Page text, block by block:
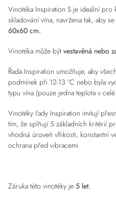
Vinotéka Inspiration S je ideální
skladování vína, navržena tak, aby
60x60 cm.
Vinotéka může být vestavěná nebo
Řada Inspiration umožňuje, aby
podmínek při 12-13 °C nebo byla
typu vína (pouze jedna teplota v
Vinotéky řady Inspiration imitují
tím, že splňují 5 základních kritérií
vhodná úroveň vlhkosti, konstantní
ochrana před vibracemi.
Záruka této vinotéky je 5 let.